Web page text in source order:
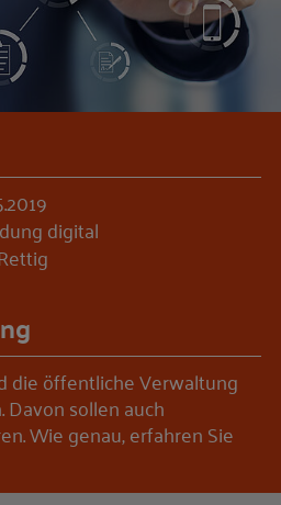
digital
die öffentliche Verwaltung
sollen auch
Wie genau, erfahren Sie